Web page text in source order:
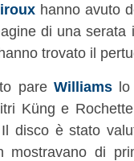
hanno avuto
di una
trovato il
pare Williamslo
Küng e
Il disco è stato
mostravano di